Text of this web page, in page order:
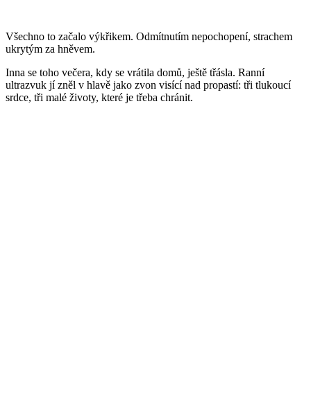
Všechno to začalo výkřikem. Odmítnutím nepochopení, strachem
ukrytým za hněvem.
Inna se toho večera, kdy se vrátila domů, ještě třásla. Ranní
ultrazvuk jí zněl v hlavě jako zvon visící nad propastí: tři tlukoucí
srdce, tři malé životy, které je třeba chránit.